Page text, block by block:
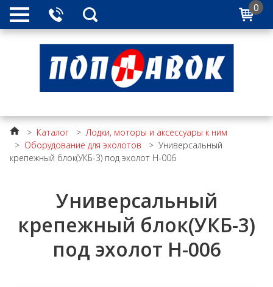
0
> Каталог >Лодки, моторы и аксессуары к ним
> Оборудование для эхолотов > Универсальный
крепежный блок(УКБ-3) под эхолот Н-006
Универсальный
крепежный блок(УКБ-3)
под эхолот Н-006